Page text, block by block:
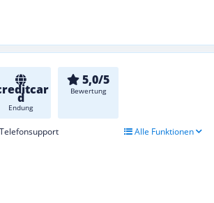
d
Endung
5,0/5
Bewertung
Telefonsupport Alle Funktionen